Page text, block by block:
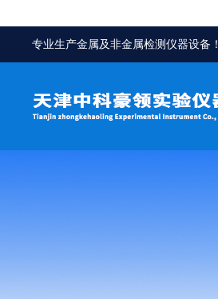
专业生产金属及非金属检测仪器设备！